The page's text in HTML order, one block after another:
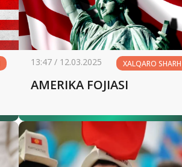
13:47 / 12.03.2025 XALQARO SHARH
AMERIKA FOJIASI